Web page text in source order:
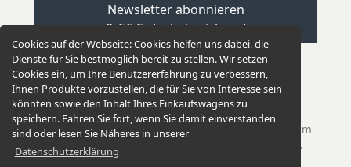
Cookies auf der Webseite:Cookies helfen uns dabei, die
Dienste für Sie bestmöglich bereit zu stellen. Wir setzen
Cookies ein, um Ihre Benutzererfahrung zu verbessern,
Ihnen Produkte vorzustellen, die für Sie von Interesse sein
könnten sowie den Inhalt Ihres Einkaufswagens zu
speichern. Fahren Sie fort, wenn Sie damit einverstanden
sind oder lesen Sie Näheres in unserer
Datenschutzerklärung
Newsletter abonnieren
& 5€ Gutschein sichern!
EINKAUFEN GANZ EINFACH
Unsere Versandkosten betragen nur 2,95 €. Bei einem
Einkauf ab 50,00 € versenden wir versandkostenfrei.